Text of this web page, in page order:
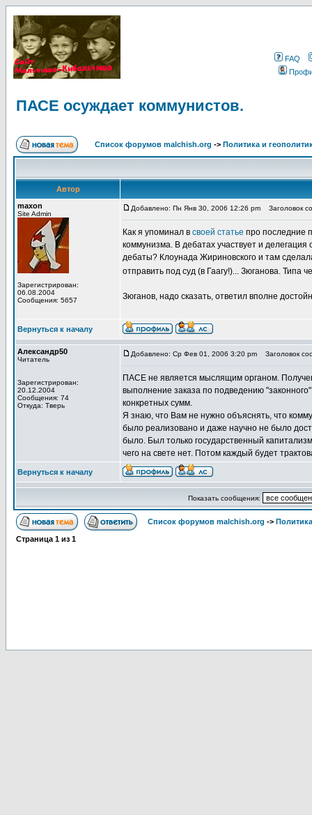
FAQ
ПАСЕ осуждает коммунистов.
Список форумов malchish.org -> Политика и
Автор
maxon
Site Admin
Зарегистрирован:
06.08.2004
Сообщения: 5657
Добавлено: Пн Янв 30, 2006 12:26 pm Заголовок
Как я упоминал в своей статье про последние
коммунизма. В дебатах участвует и
дебаты? Клоунада Жириновского и там
отправить под суд (в Гаагу!)... Зюганова.
Зюганов, надо сказать, ответил вполне
Вернуться к началу
Александр50
Читатель
Зарегистрирован:
20.12.2004
Сообщения: 74
Откуда: Тверь
Добавлено: Ср Фев 01, 2006 3:20 pm Заголовок
ПАСЕ не является мыслящим органом.
выполнение заказа по подведению
конкретных сумм.
Я знаю, что Вам не нужно объяснять, что
было реализовано и даже научно не было
было. Был только государственный
чего на свете нет. Потом каждый будет
Вернуться к началу
Показать сообщения:
Список форумов malchish.org ->
Страница 1 из 1